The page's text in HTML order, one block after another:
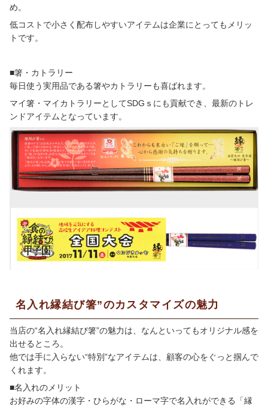
め。
低コストで小さく配布しやすいアイテムは企業にとってもメリッ
トです。
■箸・カトラリー
毎日使う実用品である箸やカトラリーも喜ばれます。
マイ箸・マイカトラリーとしてSDG ｓにも貢献でき、最新のトレ
ンドアイテムとなっています。
名入れ縁結び箸”のカスタマイズの魅力
当店の“名入れ縁結び箸”の魅力は、なんといってもオリジナル感を
出せるところ。
他では手に入らない“特別”なアイテムは、顧客の心をぐっと掴んで
くれます。
■名入れのメリット
お好みの字体の漢字・ひらがな・ローマ字で名入れができる「縁